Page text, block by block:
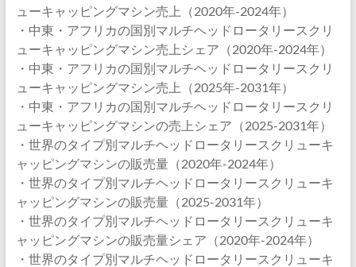
ューキャッピングマシン売上（2020年-2024年）
・中東・アフリカの国別マルチヘッドロータリースクリ
ューキャッピングマシン売上シェア（2020年-2024年）
・中東・アフリカの国別マルチヘッドロータリースクリ
ューキャッピングマシン売上（2025年-2031年）
・中東・アフリカの国別マルチヘッドロータリースクリ
ューキャッピングマシンの売上シェア（2025-2031年）
・世界のタイプ別マルチヘッドロータリースクリューキ
ャッピングマシンの販売量（2020年-2024年）
・世界のタイプ別マルチヘッドロータリースクリューキ
ャッピングマシンの販売量（2025-2031年）
・世界のタイプ別マルチヘッドロータリースクリューキ
ャッピングマシンの販売量シェア（2020年-2024年）
・世界のタイプ別マルチヘッドロータリースクリューキ